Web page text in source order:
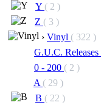
Y ( 2 )
Z ( 3 )
› Vinyl ( 322 )
G.U.C. Releases
0 - 200 ( 2 )
A ( 29 )
B ( 22 )